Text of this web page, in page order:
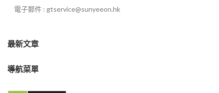
電子郵件 : gtservice@sunyeeon.hk
最新文章
導航菜單